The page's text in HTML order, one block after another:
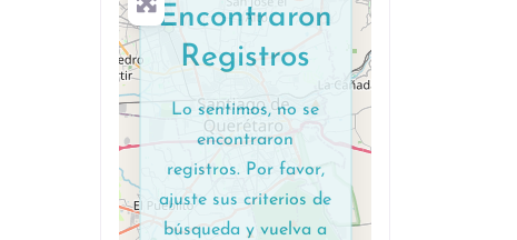
Encontraron
Registros
Lo sentimos, no se
encontraron
registros. Por favor,
ajuste sus criterios de
búsqueda y vuelva a